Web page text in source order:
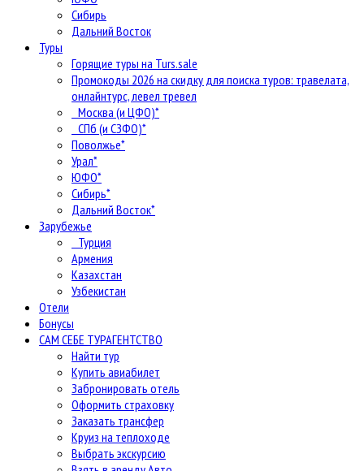
Сибирь
Дальний Восток
Туры
Горящие туры на Turs.sale
Промокоды 2026 на скидку для поиска туров: травелата,
онлайнтурс, левел тревел
Москва (и ЦФО)*
СПб (и СЗФО)*
Поволжье*
Урал*
ЮФО*
Сибирь*
Дальний Восток*
Зарубежье
Турция
Армения
Казахстан
Узбекистан
Отели
Бонусы
САМ СЕБЕ ТУРАГЕНТСТВО
Найти тур
Купить авиабилет
Забронировать отель
Оформить страховку
Заказать трансфер
Круиз на теплоходе
Выбрать экскурсию